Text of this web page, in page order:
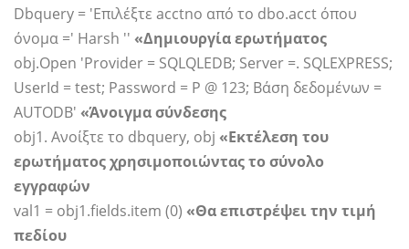
Dbquery = 'Επιλέξτε acctno από το dbo.acct όπου
όνομα =' Harsh '' «Δημιουργία ερωτήματος
obj.Open 'Provider = SQLQLEDB; Server =. SQLEXPRESS;
UserId = test; Password = P @ 123; Βάση δεδομένων =
AUTODB' «Άνοιγμα σύνδεσης
obj1. Ανοίξτε το dbquery, obj «Εκτέλεση του
ερωτήματος χρησιμοποιώντας το σύνολο
εγγραφών
val1 = obj1.fields.item (0) «Θα επιστρέψει την τιμή
πεδίου